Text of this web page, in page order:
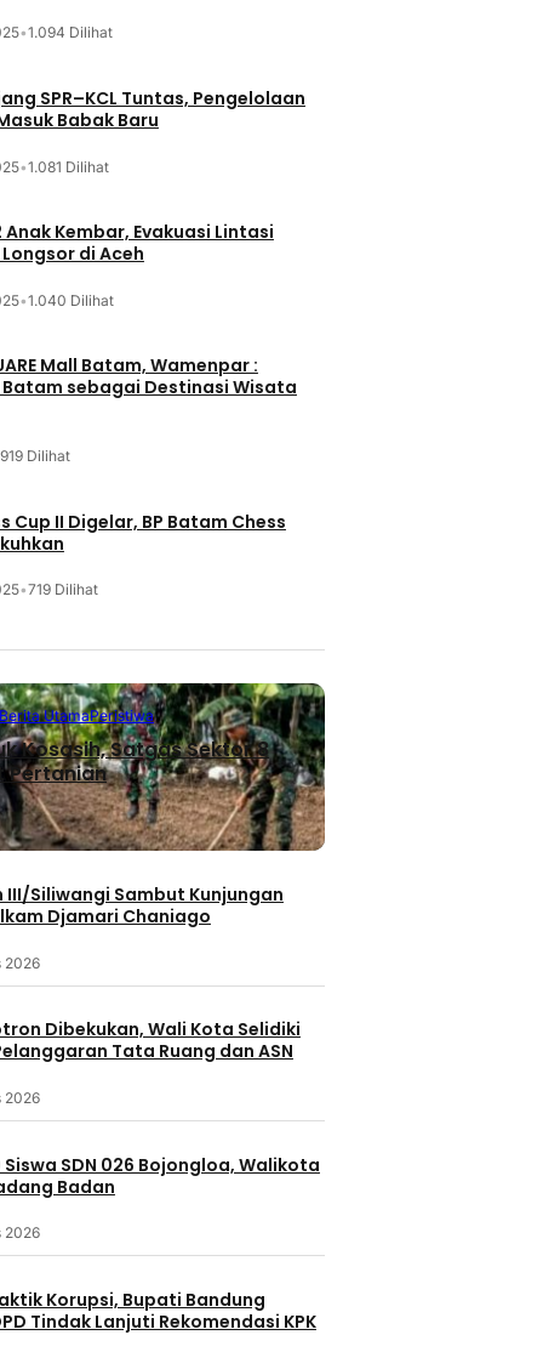
•1.094 Dilihat
SPR–KCL Tuntas, Pengelolaan
Babak Baru
•1.081 Dilihat
Anak Kembar, Evakuasi Lintasi
di Aceh
•1.040 Dilihat
Mall Batam, Wamenpar :
Batam sebagai Destinasi Wisata
919 Dilihat
Cup II Digelar, BP Batam Chess
•719 Dilihat
UtamaPeristiwa
Kosasih, Satgas Sektor 8
Pertanian
III/Siliwangi Sambut Kunjungan
Djamari Chaniago
2026
Dibekukan, Wali Kota Selidiki
Tata Ruang dan ASN
2026
Siswa SDN 026 Bojongloa, Walikota
Badan
2026
Korupsi, Bupati Bandung
Tindak Lanjuti Rekomendasi KPK